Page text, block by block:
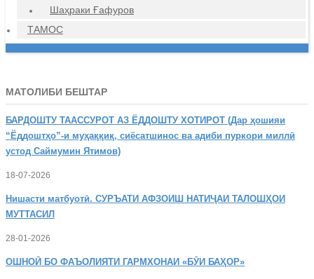
Шаҳраки Ғафуров
ТАМОС
МАТОЛИБИ БЕШТАР
БАРДОШТУ ТААССУРОТ АЗ ЁДДОШТУ ХОТИРОТ (Дар ҳошияи
“Ёддоштҳо”-и муҳаққиқ, сиёсатшинос ва адиби пуркори миллӣ
устод Саймумин Ятимов)
18-07-2026
Нишасти матбуотӣ. СУРЪАТИ АФЗОИШ НАТИҶАИ ТАЛОШҲОИ
МУТТАСИЛ
28-01-2026
ОШНОӢ БО ФАЪОЛИЯТИ ГАРМХОНАИ «БӮИ БАҲОР»